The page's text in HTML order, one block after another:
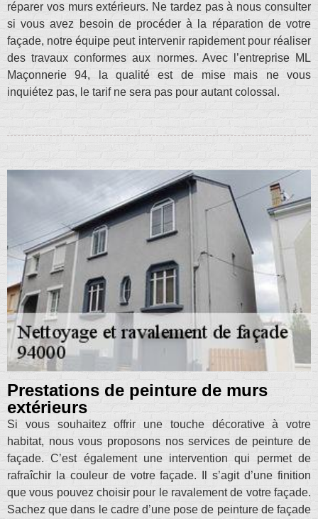
réparer vos murs extérieurs. Ne tardez pas à nous consulter
si vous avez besoin de procéder à la réparation de votre
façade, notre équipe peut intervenir rapidement pour réaliser
des travaux conformes aux normes. Avec l’entreprise ML
Maçonnerie 94, la qualité est de mise mais ne vous
inquiétez pas, le tarif ne sera pas pour autant colossal.
Prestations de peinture de murs
extérieurs
Si vous souhaitez offrir une touche décorative à votre
habitat, nous vous proposons nos services de peinture de
façade. C’est également une intervention qui permet de
rafraîchir la couleur de votre façade. Il s’agit d’une finition
que vous pouvez choisir pour le ravalement de votre façade.
Sachez que dans le cadre d’une pose de peinture de façade